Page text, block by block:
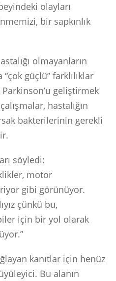
olayları
bir sapkınlık
olmayanların
güçlü” farklılıklar
geliştirmek
hastalığın
bakterilerinin gerekli
söyledi:
motor
gibi görünüyor.
çünkü bu,
için bir yol olarak
kanıtlar için henüz
Bu alanın